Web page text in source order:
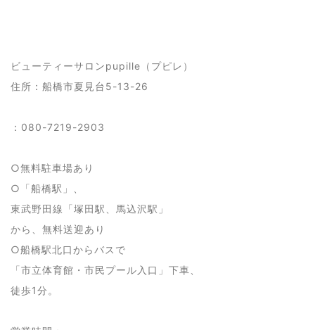
ビューティーサロンpupille（プピレ）
住所：船橋市夏見台5-13-26
：080-7219-2903
○無料駐車場あり
○「船橋駅」、
東武野田線「塚田駅、馬込沢駅」
から、無料送迎あり
○船橋駅北口からバスで
「市立体育館・市民プール入口」下車、
徒歩1分。